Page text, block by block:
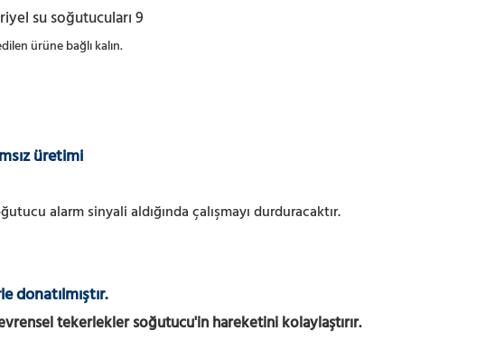
ürüne bağlı kalın.
üretimi
alarm sinyali aldığında çalışmayı durduracaktır.
donatılmıştır.
tekerlekler soğutucu'in hareketini kolaylaştırır.